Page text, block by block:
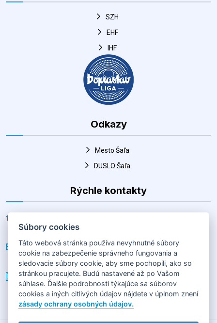
Odkazy
DUSLO Šaľa
Rýchle kontakty
Horná 30, Šaľa 927 01, Slovenská republika
Telefón
+(421) 903 856 977
2026 HÁDZANÁRSKY KLUB SLOVAN DUSLO ŠAĽAHorná 30,
92701 Šaľa
Súbory cookies
Táto webová stránka používa nevyhnutné súbory
cookie na zabezpečenie správneho fungovania a
sledovacie súbory cookie, aby sme pochopili, ako so
stránkou pracujete. Budú nastavené až po Vašom
súhlase. Ďalšie podrobnosti týkajúce sa súborov
cookies a iných citlivých údajov nájdete v úplnom znení
zásady ochrany osobných údajov.